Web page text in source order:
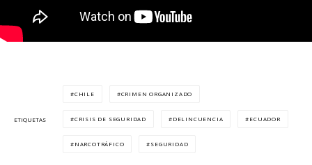
ETIQUETAS
CHILE CRIMEN ORGANIZADO
CRISIS DE SEGURIDAD DELINCUENCIA ECUADOR
NARCOTRÁFICO SEGURIDAD